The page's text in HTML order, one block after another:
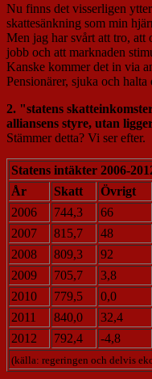
Nu finns det visserligen
skattesänkning som min
Men jag har svårt att tro, att
jobb och att marknaden
Kanske kommer det in via
Pensionärer, sjuka och
2. "statens
alliansens styre, utan
Stämmer detta? Vi ser efter.
Statens intäkter 2006-
År
Skatt Övrigt
2006
744,3 66
2007
815,7 48
2008
809,3 92
2009
705,7 3,8
2010
779,5 0,0
2011
840,0 32,4
2012
792,4 -4,8
(källa: regeringen och delvis